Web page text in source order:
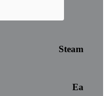
Steam
Ea